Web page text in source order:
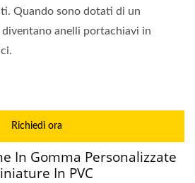
Quando sono dotati di un
anelli portachiavi in
Richiedi ora
In Gomma Personalizzate
In PVC